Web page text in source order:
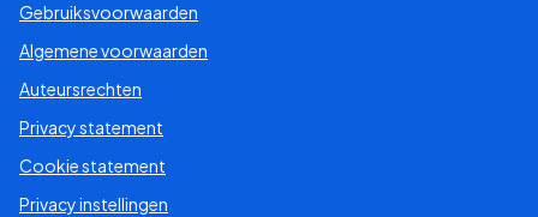
Gebruiksvoorwaarden
Algemene voorwaarden
Auteursrechten
Privacy statement
Cookie statement
Privacy instellingen